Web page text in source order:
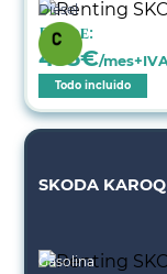
Diésel
Desde:
455€/
Todo incluido
SKODA
Gasolina